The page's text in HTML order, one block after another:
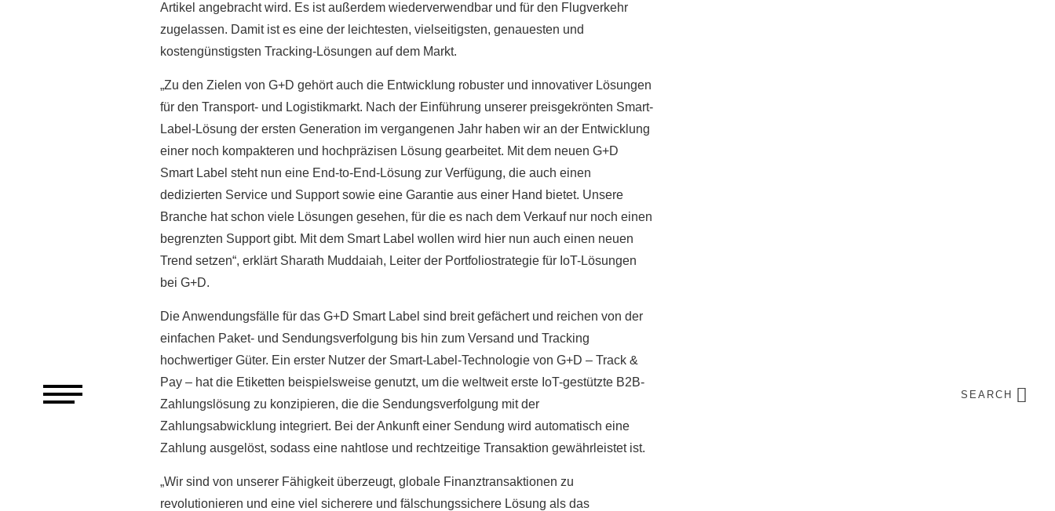
SEARCH
Artikel angebracht wird. Es ist außerdem wiederverwendbar und für den Flugverkehr
zugelassen. Damit ist es eine der leichtesten, vielseitigsten, genauesten und
kostengünstigsten Tracking-Lösungen auf dem Markt.
„Zu den Zielen von G+D gehört auch die Entwicklung robuster und innovativer Lösungen
für den Transport- und Logistikmarkt. Nach der Einführung unserer preisgekrönten Smart-
Label-Lösung der ersten Generation im vergangenen Jahr haben wir an der Entwicklung
einer noch kompakteren und hochpräzisen Lösung gearbeitet. Mit dem neuen G+D
Smart Label steht nun eine End-to-End-Lösung zur Verfügung, die auch einen
dedizierten Service und Support sowie eine Garantie aus einer Hand bietet. Unsere
Branche hat schon viele Lösungen gesehen, für die es nach dem Verkauf nur noch einen
begrenzten Support gibt. Mit dem Smart Label wollen wird hier nun auch einen neuen
Trend setzen“, erklärt Sharath Muddaiah, Leiter der Portfoliostrategie für IoT-Lösungen
bei G+D.
Die Anwendungsfälle für das G+D Smart Label sind breit gefächert und reichen von der
einfachen Paket- und Sendungsverfolgung bis hin zum Versand und Tracking
hochwertiger Güter. Ein erster Nutzer der Smart-Label-Technologie von G+D – Track &
Pay – hat die Etiketten beispielsweise genutzt, um die weltweit erste IoT-gestützte B2B-
Zahlungslösung zu konzipieren, die die Sendungsverfolgung mit der
Zahlungsabwicklung integriert. Bei der Ankunft einer Sendung wird automatisch eine
Zahlung ausgelöst, sodass eine nahtlose und rechtzeitige Transaktion gewährleistet ist.
„Wir sind von unserer Fähigkeit überzeugt, globale Finanztransaktionen zu
revolutionieren und eine viel sicherere und fälschungssichere Lösung als das